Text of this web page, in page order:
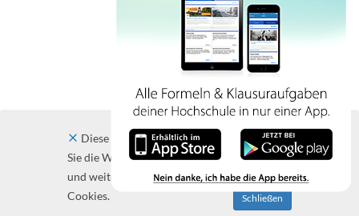
Diese Website verwendet Cookies. Indem
Sie die Website und ihre Angebote nutzen
und weiter navigieren, akzeptieren Sie diese
Cookies.
Schließen